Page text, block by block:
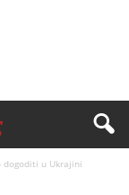
dogoditi u Ukrajini